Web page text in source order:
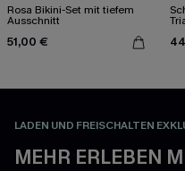
Rosa Bikini-Set mit tiefem
Ausschnitt
51,00 €
LADEN UND FREISCHALTEN
MEHR ERLEBEN